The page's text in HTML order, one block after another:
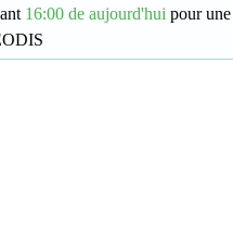
16:00 de aujourd'hui pour